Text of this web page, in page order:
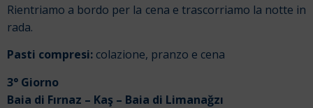
Rientriamo a bordo per la cena e trascorriamo la notte in
rada.
Pasti compresi: colazione, pranzo e cena
3° Giorno
Baia di Fırnaz – Kaş – Baia di Limanağzı